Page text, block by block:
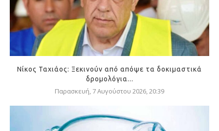
Νίκος Ταχιάος: Ξεκινούν από απόψε τα δοκιμαστικά
δρομολόγια...
Παρασκευή, 7 Αυγούστου 2026, 20:39